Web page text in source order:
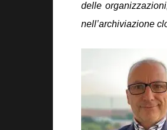
delle
nell’archiviazione